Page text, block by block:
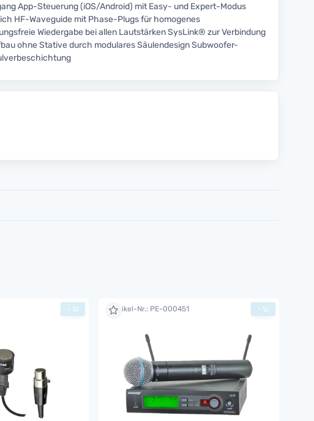
App-Steuerung (iOS/Android) mit Easy- und Expert-Modus
HF-Waveguide mit Phase-Plugs für homogenes
Wiedergabe bei allen Lautstärken SysLink® zur Verbindung
ohne Stative durch modulares Säulendesign Subwoofer-
+ Artikel-Nr.: PE-000451 +